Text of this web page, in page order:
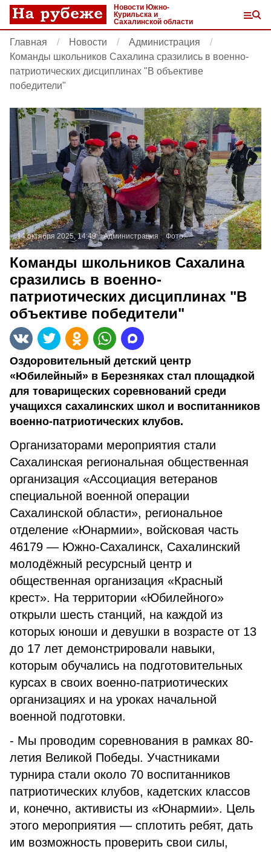
Новости Южно-
Курильска и
Сахалинской области
Главная Новости
Администрация
Команды школьников Сахалина сразились в военно-
патриотических дисциплинах "В объективе
победители"
14 октября 2025, 14:49 Администрация Фото:
Команды школьников Сахалина
сразились в военно-
патриотических дисциплинах "В
объективе победители"
Оздоровительный детский центр
«Юбилейный» в Березняках стал площадкой
для товарищеских соревнований среди
учащихся сахалинских школ и воспитанников
военно-патриотических клубов.
Организаторами мероприятия стали
Сахалинская региональная общественная
организация «Ассоциация ветеранов
специальной военной операции
Сахалинской области», региональное
отделение «Юнармии», войсковая часть
46179 — Южно-Сахалинск, Сахалинский
молодёжный ресурсный центр и
общественная организация «Красный
крест». На территории «Юбилейного»
открыли шесть станций, на каждой из
которых юноши и девушки в возрасте от 13
до 17 лет демонстрировали навыки,
которым обучались на подготовительных
курсах в своих военно-патриотических
организациях и на уроках начальной
военной подготовки.
- Мы проводим соревнования в рамках 80-
летия Великой Победы. Участниками
турнира стали около 70 воспитанников
патриотических клубов, кадетских классов
и, конечно, активисты из «Юнармии». Цель
этого мероприятия — сплотить ребят, дать
им возможность проверить свои силы,